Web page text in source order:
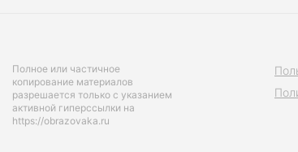
Полное или частичное
копирование материалов
разрешается только с указанием
активной гиперссылки на
https://obrazovaka.ru